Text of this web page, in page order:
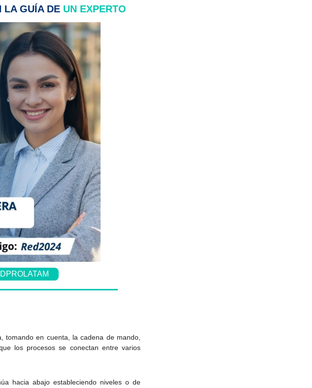
LA GUÍA DE UN EXPERTO
tomando en cuenta, la cadena de mando,
los procesos se conectan entre varios
hacia abajo estableciendo niveles o de